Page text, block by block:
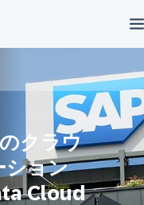
クラウ
ション
Cloud